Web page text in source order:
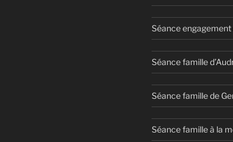
Séance engagement
Séance famille
Séance famille de
Séance famille à la